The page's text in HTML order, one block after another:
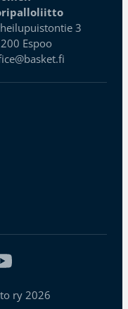
3
Espoo
ry 2026